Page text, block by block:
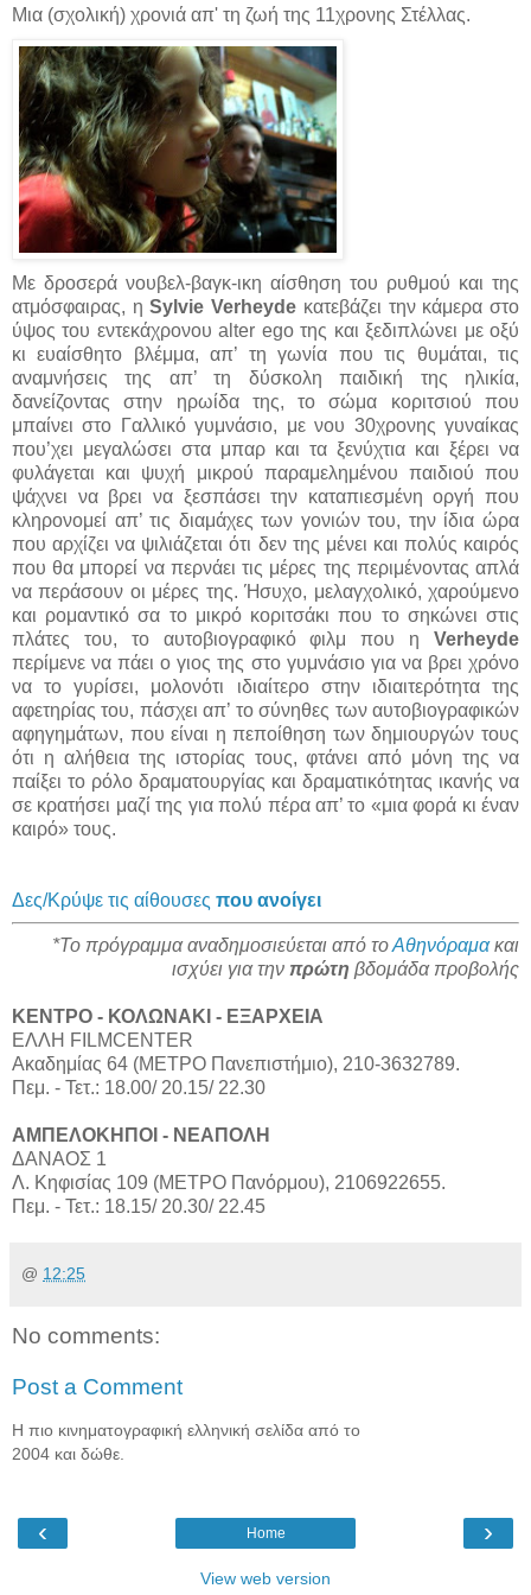
Μια (σχολική) χρονιά απ' τη ζωή της 11χρονης Στέλλας.
Με δροσερά νουβελ-βαγκ-ικη αίσθηση του ρυθμού και της
ατμόσφαιρας, ηSylvie Verheyde κατεβάζει την κάμερα στο
ύψος του εντεκάχρονου alter ego της και ξεδιπλώνει με οξύ
κι ευαίσθητο βλέμμα, απ’ τη γωνία που τις θυμάται, τις
αναμνήσεις της απ’ τη δύσκολη παιδική της ηλικία,
δανείζοντας στην ηρωίδα της, το σώμα κοριτσιού που
μπαίνει στο Γαλλικό γυμνάσιο, με νου 30χρονης γυναίκας
που’χει μεγαλώσει στα μπαρ και τα ξενύχτια και ξέρει να
φυλάγεται και ψυχή μικρού παραμελημένου παιδιού που
ψάχνει να βρει να ξεσπάσει την καταπιεσμένη οργή που
κληρονομεί απ’ τις διαμάχες των γονιών του, την ίδια ώρα
που αρχίζει να ψιλιάζεται ότι δεν της μένει και πολύς καιρός
που θα μπορεί να περνάει τις μέρες της περιμένοντας απλά
να περάσουν οι μέρες της. Ήσυχο, μελαγχολικό, χαρούμενο
και ρομαντικό σα το μικρό κοριτσάκι που το σηκώνει στις
πλάτες του, το αυτοβιογραφικό φιλμ που η Verheyde
περίμενε να πάει ο γιος της στο γυμνάσιο για να βρει χρόνο
να το γυρίσει, μολονότι ιδιαίτερο στην ιδιαιτερότητα της
αφετηρίας του, πάσχει απ’ το σύνηθες των αυτοβιογραφικών
αφηγημάτων, που είναι η πεποίθηση των δημιουργών τους
ότι η αλήθεια της ιστορίας τους, φτάνει από μόνη της να
παίξει το ρόλο δραματουργίας και δραματικότητας ικανής να
σε κρατήσει μαζί της για πολύ πέρα απ’ το «μια φορά κι έναν
καιρό» τους.
Δες/Κρύψε τις αίθουσες που ανοίγει
*Το πρόγραμμα αναδημοσιεύεται από τοΑθηνόραμακαι
ισχύει για την πρώτη βδομάδα προβολής
ΚΕΝΤΡΟ - ΚΟΛΩΝΑΚΙ - ΕΞΑΡΧΕΙΑ
ΕΛΛΗ FILMCENTER
Ακαδημίας 64 (ΜΕΤΡΟ Πανεπιστήμιο), 210-3632789.
Πεμ. - Τετ.: 18.00/ 20.15/ 22.30
ΑΜΠΕΛΟΚΗΠΟΙ - ΝΕΑΠΟΛΗ
ΔΑΝΑΟΣ 1
Λ. Κηφισίας 109 (ΜΕΤΡΟ Πανόρμου), 2106922655.
Πεμ. - Τετ.: 18.15/ 20.30/ 22.45
@ 12:25
No comments:
Post a Comment
Η πιο κινηματογραφική ελληνική σελίδα από το
2004 και δώθε.
‹ ›
Home
View web version